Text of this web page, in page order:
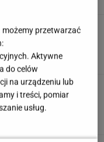
może mieć
Też tak robisz?
"Tindera dla
się też adwokaci
możemy przetwarzać
Aktywne
do celów
na urządzeniu lub
i treści, pomiar
usług.